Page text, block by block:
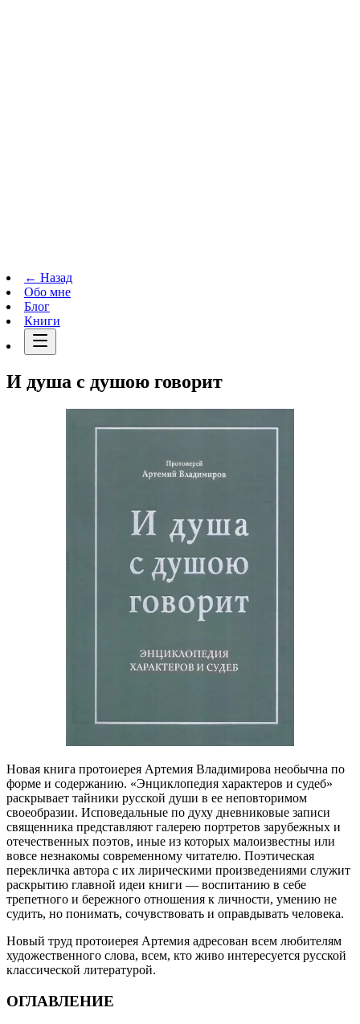
← Назад
Обо мне
Блог
Книги
И душа с душою говорит
Новая книга протоиерея Артемия Владимирова необычна по
форме и содержанию. «Энциклопедия характеров и судеб»
раскрывает тайники русской души в ее неповторимом
своеобразии. Исповедальные по духу дневниковые записи
священника представляют галерею портретов зарубежных и
отечественных поэтов, иные из которых малоизвестны или
вовсе незнакомы современному читателю. Поэтическая
перекличка автора с их лирическими произведениями служит
раскрытию главной идеи книги — воспитанию в себе
трепетного и бережного отношения к личности, умению не
судить, но понимать, сочувствовать и оправдывать человека.
Новый труд протоиерея Артемия адресован всем любителям
художественного слова, всем, кто живо интересуется русской
классической литературой.
ОГЛАВЛЕНИЕ